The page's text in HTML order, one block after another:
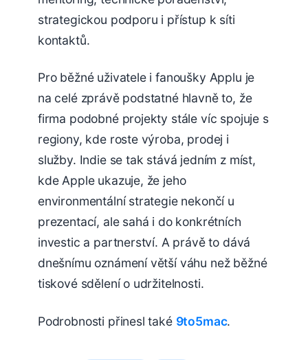
strategickou podporu i přístup k síti
kontaktů.
Pro běžné uživatele i fanoušky Applu je
na celé zprávě podstatné hlavně to, že
firma podobné projekty stále víc spojuje s
regiony, kde roste výroba, prodej i
služby. Indie se tak stává jedním z míst,
kde Apple ukazuje, že jeho
environmentální strategie nekončí u
prezentací, ale sahá i do konkrétních
investic a partnerství. A právě to dává
dnešnímu oznámení větší váhu než běžné
tiskové sdělení o udržitelnosti.
Podrobnosti přinesl také 9to5mac.